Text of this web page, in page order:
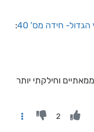
הגדול- חידה מס' 40 :
וחילקתי יותר
2